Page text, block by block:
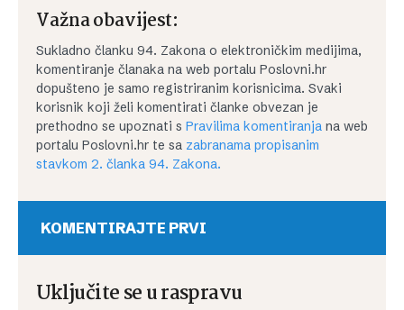
Važna obavijest:
Sukladno članku 94. Zakona o elektroničkim medijima,
komentiranje članaka na web portalu Poslovni.hr
dopušteno je samo registriranim korisnicima. Svaki
korisnik koji želi komentirati članke obvezan je
prethodno se upoznati s Pravilima komentiranja na web
portalu Poslovni.hr te sa zabranama propisanim
stavkom 2. članka 94. Zakona.
KOMENTIRAJTE PRVI
Uključite se u raspravu